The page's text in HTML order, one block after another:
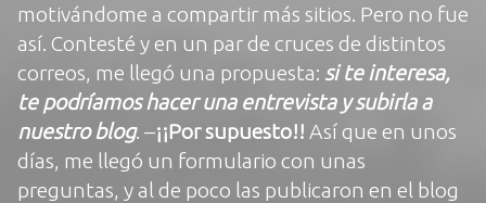
motivándome a compartir más sitios. Pero no fue
así. Contesté y en un par de cruces de distintos
correos, me llegó una propuesta: si te interesa,
te podríamos hacer una entrevista y subirla a
nuestro blog. –¡¡Por supuesto!! Así que en unos
días, me llegó un formulario con unas
preguntas, y al de poco las publicaron en el blog